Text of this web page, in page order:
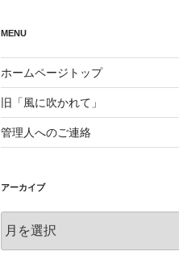
MENU
ホームページトップ
旧「風に吹かれて」
管理人へのご連絡
アーカイブ
ー